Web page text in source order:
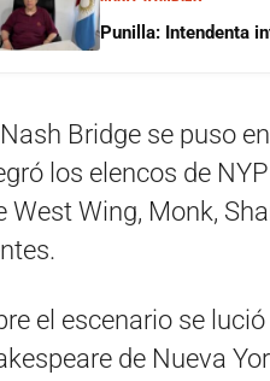
Punilla: Intendenta
Bridge se puso
los elencos de
West Wing, Monk,
el escenario se
de Nueva